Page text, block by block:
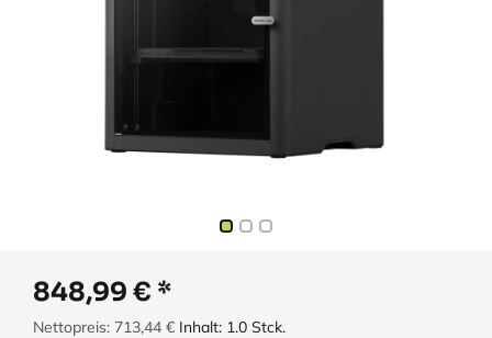
848,99 €
Nettopreis: 713,44 € Inhalt: 1.0 Stck.